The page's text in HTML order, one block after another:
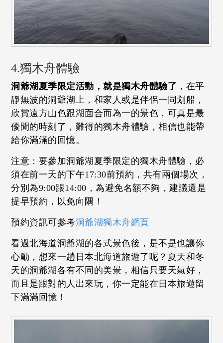
4.獨木舟體驗
洞爺湖夏季限定活動，就是獨木舟體驗了 ，在平
靜無波的洞爺湖上，和家人或是伴侶一同划船，
欣賞遠方山色跟湖面合而為一的景色，可真是最
優閒的時刻了，難得的獨木舟體驗，相信也能帶
給你滿滿的回憶。
注意：要參加洞爺湖夏季限定的獨木舟體驗，必
須在前一天的下午17:30前預約，共有兩個場次，
分別為9:00跟14:00，為避免名額不夠，建議還是
提早預約，以免向隅！
預約資訊可參考洞爺湖獨木舟網頁
看過北海道洞爺湖的各式景色後，是不是也讓你
心動，想來一趟日本北海道旅遊了呢？夏天和冬
天的洞爺湖各有不同的美景，相信只要天氣好，
而且是跟對的人出來玩，你一定能在日本旅遊留
下滿滿回憶！